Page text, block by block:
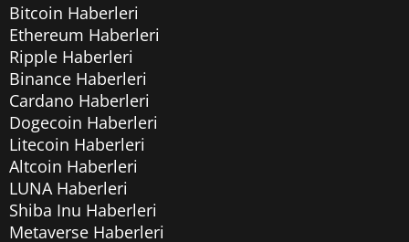
Bitcoin Haberleri
Ethereum Haberleri
Ripple Haberleri
Binance Haberleri
Cardano Haberleri
Dogecoin Haberleri
Litecoin Haberleri
Altcoin Haberleri
LUNA Haberleri
Shiba Inu Haberleri
Metaverse Haberleri